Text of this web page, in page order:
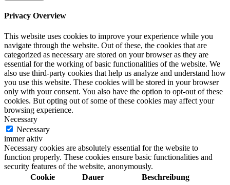
Privacy Overview
This website uses cookies to improve your experience while you
navigate through the website. Out of these, the cookies that are
categorized as necessary are stored on your browser as they are
essential for the working of basic functionalities of the website. We
also use third-party cookies that help us analyze and understand how
you use this website. These cookies will be stored in your browser
only with your consent. You also have the option to opt-out of these
cookies. But opting out of some of these cookies may affect your
browsing experience.
Necessary
Necessary
immer aktiv
Necessary cookies are absolutely essential for the website to
function properly. These cookies ensure basic functionalities and
security features of the website, anonymously.
Cookie
Dauer
Beschreibung